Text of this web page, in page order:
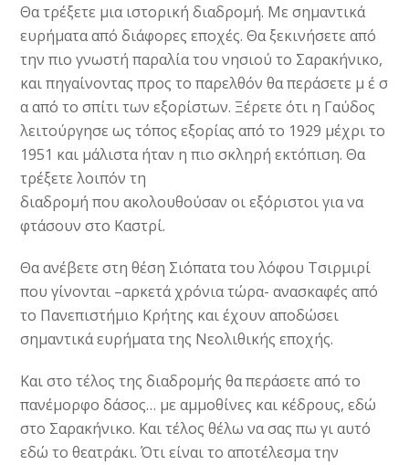
Θα τρέξετε μια ιστορική διαδρομή. Με σημαντικά
ευρήματα από διάφορες εποχές. Θα ξεκινήσετε από
την πιο γνωστή παραλία του νησιού το Σαρακήνικο,
και πηγαίνοντας προς το παρελθόν θα περάσετε μ έ σ
α από το σπίτι των εξορίστων. Ξέρετε ότι η Γαύδος
λειτούργησε ως τόπος εξορίας από το 1929 μέχρι το
1951 και μάλιστα ήταν η πιο σκληρή εκτόπιση. Θα
τρέξετε λοιπόν τη
διαδρομή που ακολουθούσαν οι εξόριστοι για να
φτάσουν στο Καστρί.
Θα ανέβετε στη θέση Σιόπατα του λόφου Τσιρμιρί
που γίνονται –αρκετά χρόνια τώρα- ανασκαφές από
το Πανεπιστήμιο Κρήτης και έχουν αποδώσει
σημαντικά ευρήματα της Νεολιθικής εποχής.
Και στο τέλος της διαδρομής θα περάσετε από το
πανέμορφο δάσος… με αμμοθίνες και κέδρους, εδώ
στο Σαρακήνικο. Και τέλος θέλω να σας πω γι αυτό
εδώ το θεατράκι. Ότι είναι το αποτέλεσμα την